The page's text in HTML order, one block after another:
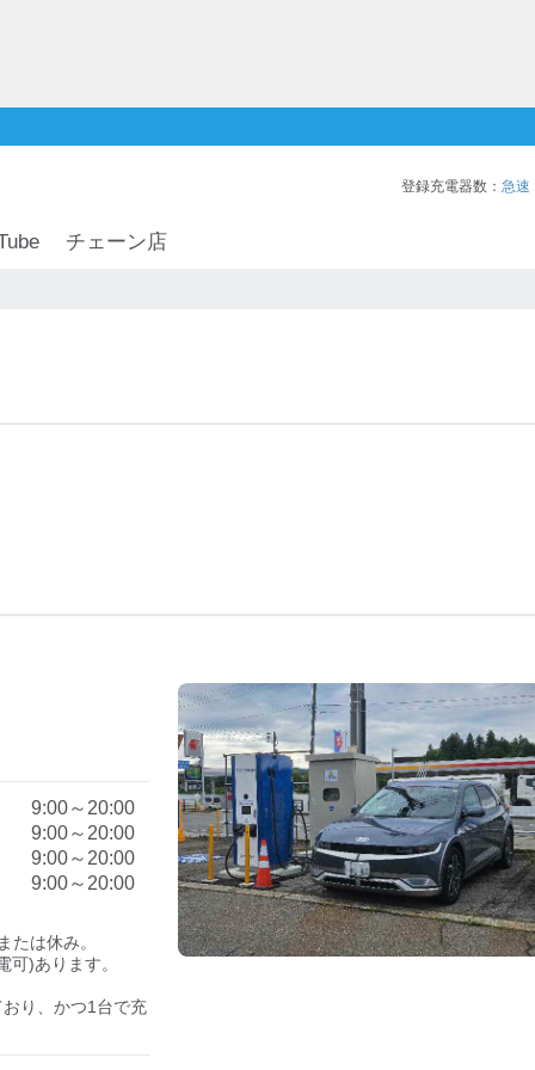
登録充電器数： 急速
チェーン店
9:00～20:00
9:00～20:00
9:00～20:00
9:00～20:00
たは休み。
)あります。
り、かつ1台で充